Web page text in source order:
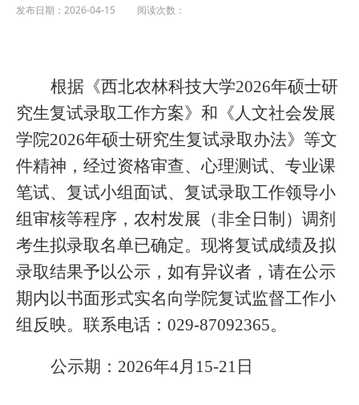
发布日期：2026-04-15 阅读次数：
根据《西北农林科技大学2026年硕士研
究生复试录取工作方案》和《人文社会发展
学院2026年硕士研究生复试录取办法》等文
件精神，经过资格审查、心理测试、专业课
笔试、复试小组面试、复试录取工作领导小
组审核等程序，农村发展（非全日制）调剂
考生拟录取名单已确定。现将复试成绩及拟
录取结果予以公示，如有异议者，请在公示
期内以书面形式实名向学院复试监督工作小
组反映。联系电话：029-87092365。
公示期：2026年4月15-21日